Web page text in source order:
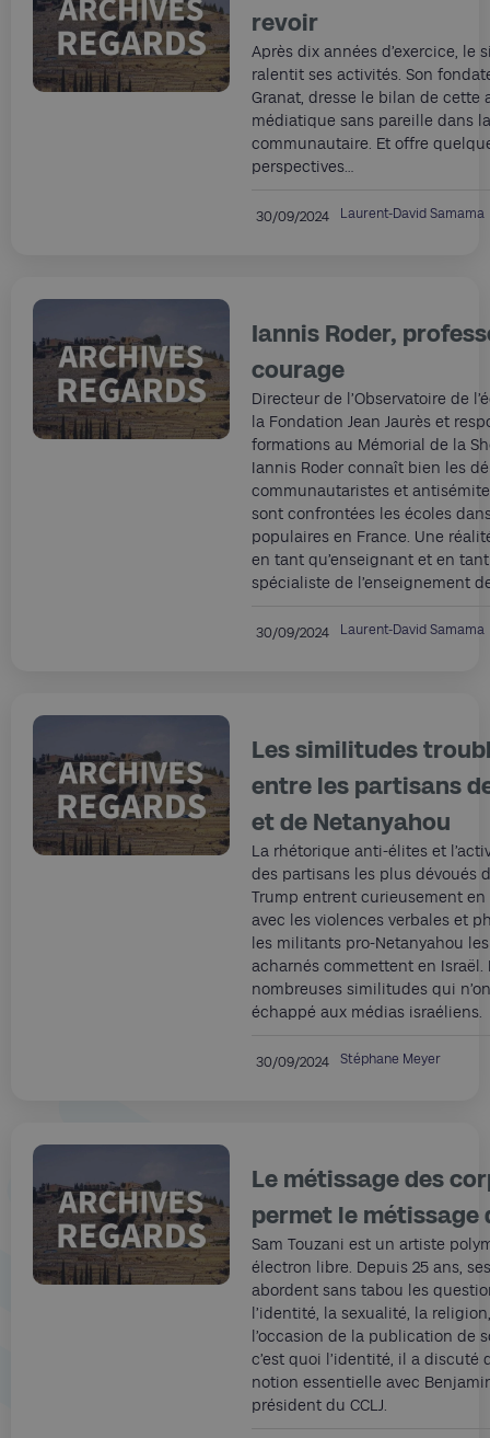
revoir
Après dix années d’exercice, le
ralentit ses activités. Son
Granat, dresse le bilan de cette
médiatique sans pareille dans
communautaire. Et offre
perspectives…
30/09/2024 Laurent-David Samama
Iannis Roder,
courage
Directeur de l’Observatoire de
la Fondation Jean Jaurès et
formations au Mémorial de la
Iannis Roder connaît bien les
communautaristes et
sont confrontées les écoles
populaires en France. Une
en tant qu’enseignant et en
spécialiste de l’enseignement
30/09/2024 Laurent-David Samama
Les similitudes
entre les partisans
et de Netanyahou
La rhétorique anti-élites et
des partisans les plus dévoués
Trump entrent curieusement en
avec les violences verbales et
les militants pro-Netanyahou
acharnés commettent en Israël.
nombreuses similitudes qui
échappé aux médias israéliens.
30/09/2024 Stéphane Meyer
Le métissage des
permet le métissage
Sam Touzani est un artiste
électron libre. Depuis 25 ans,
abordent sans tabou les
l’identité, la sexualité, la
l’occasion de la publication de
c’est quoi l’identité, il a discuté
notion essentielle avec
président du CCLJ.